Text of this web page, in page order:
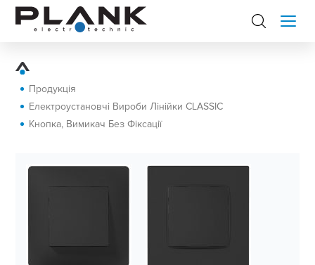
Продукція
Електроустановчі Вироби Лінійки CLASSIC
Кнопка, Вимикач Без Фіксації